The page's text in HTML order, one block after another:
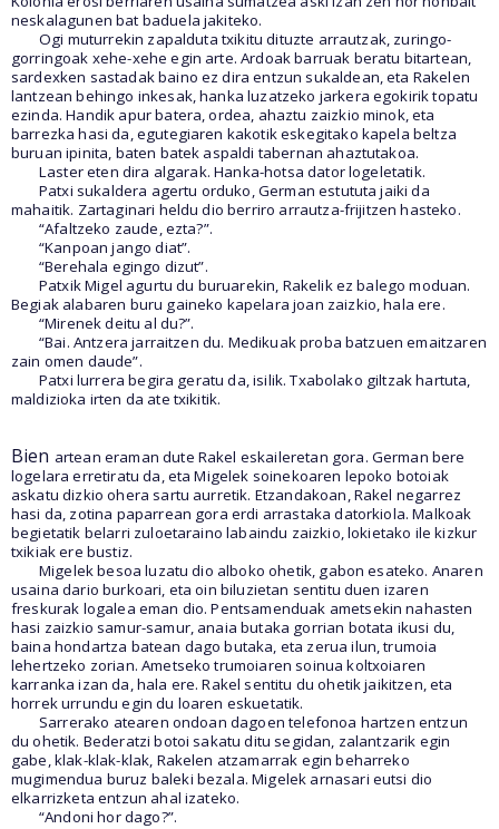
neskalagunen bat baduela jakiteko.
Ogi muturrekin zapalduta txikitu dituzte arrautzak, zuringo-
gorringoak xehe-xehe egin arte. Ardoak barruak beratu bitartean,
sardexken sastadak baino ez dira entzun sukaldean, eta Rakelen
lantzean behingo inkesak, hanka luzatzeko jarkera egokirik topatu
ezinda. Handik apur batera, ordea, ahaztu zaizkio minok, eta
barrezka hasi da, egutegiaren kakotik eskegitako kapela beltza
buruan ipinita, baten batek aspaldi tabernan ahaztutakoa.
Laster eten dira algarak. Hanka-hotsa dator logeletatik.
Patxi sukaldera agertu orduko, German estututa jaiki da
mahaitik. Zartaginari heldu dio berriro arrautza-frijitzen hasteko.
“Afaltzeko zaude, ezta?”.
“Kanpoan jango diat”.
“Berehala egingo dizut”.
Patxik Migel agurtu du buruarekin, Rakelik ez balego moduan.
Begiak alabaren buru gaineko kapelara joan zaizkio, hala ere.
“Mirenek deitu al du?”.
“Bai. Antzera jarraitzen du. Medikuak proba batzuen emaitzaren
zain omen daude”.
Patxi lurrera begira geratu da, isilik. Txabolako giltzak hartuta,
maldizioka irten da ate txikitik.
Bien artean eraman dute Rakel eskaileretan gora. German bere
logelara erretiratu da, eta Migelek soinekoaren lepoko botoiak
askatu dizkio ohera sartu aurretik. Etzandakoan, Rakel negarrez
hasi da, zotina paparrean gora erdi arrastaka datorkiola. Malkoak
begietatik belarri zuloetaraino labaindu zaizkio, lokietako ile kizkur
txikiak ere bustiz.
Migelek besoa luzatu dio alboko ohetik, gabon esateko. Anaren
usaina dario burkoari, eta oin biluzietan sentitu duen izaren
freskurak logalea eman dio. Pentsamenduak ametsekin nahasten
hasi zaizkio samur-samur, anaia butaka gorrian botata ikusi du,
baina hondartza batean dago butaka, eta zerua ilun, trumoia
lehertzeko zorian. Ametseko trumoiaren soinua koltxoiaren
karranka izan da, hala ere. Rakel sentitu du ohetik jaikitzen, eta
horrek urrundu egin du loaren eskuetatik.
Sarrerako atearen ondoan dagoen telefonoa hartzen entzun
du ohetik. Bederatzi botoi sakatu ditu segidan, zalantzarik egin
gabe, klak-klak-klak, Rakelen atzamarrak egin beharreko
mugimendua buruz baleki bezala. Migelek arnasari eutsi dio
elkarrizketa entzun ahal izateko.
“Andoni hor dago?”.